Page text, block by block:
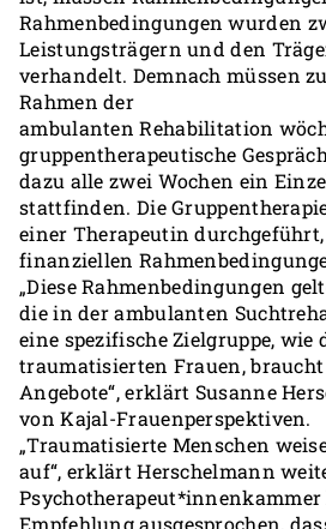
Rahmenbedingungen wurden
Leistungsträgern und den
verhandelt. Demnach müssen
Rahmen der
ambulanten Rehabilitation
gruppentherapeutische
dazu alle zwei Wochen ein
stattfinden. Die
einer Therapeutin durchgeführt,
finanziellen
„Diese Rahmenbedingungen
die in der ambulanten
eine spezifische Zielgruppe, wie
traumatisierten Frauen,
Angebote“, erklärt Susanne
von Kajal-Frauenperspektiven.
„Traumatisierte Menschen
auf“, erklärt Herschelmann
Empfehlung ausgesprochen,